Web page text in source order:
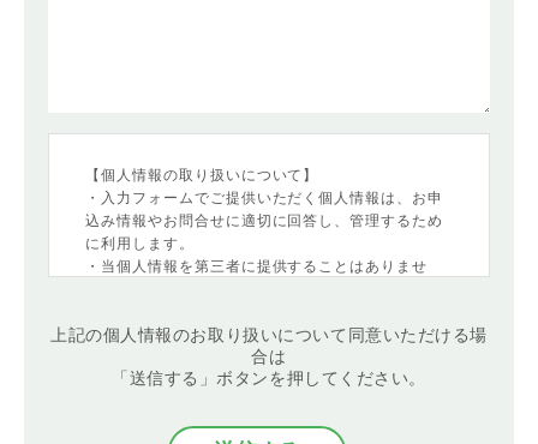
【個人情報の取り扱いについて】
・入力フォームでご提供いただく個人情報は、お申
込み情報やお問合せに適切に回答し、管理するため
に利用します。
・当個人情報を第三者に提供することはありませ
委託にあたっては、委託先における個人情報の安全
管理が図られるよう、委託先に対する必要かつ適切
な監督を行います。
正・追加または削除、利用の停止・消去および第三
上記の個人情報のお取り扱いについて同意いただける場
合は
「送信する」ボタンを押してください。